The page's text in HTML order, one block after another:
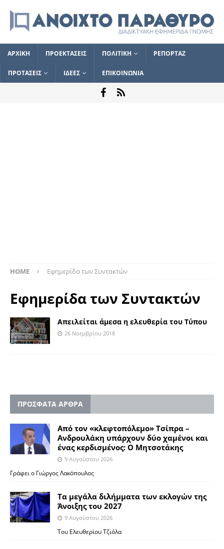
ΑΡΧΙΚΗ ΠΡΟΕΚΤΑΣΕΙΣ ΠΟΛΙΤΙΚΗ ΡΕΠΟΡΤΑΖ
ΠΡΟΤΑΣΕΙΣ ΙΔΕΕΣ ΕΠΙΚΟΙΝΩΝΙΑ
HOME Eφημερίδα των Συντακτών
Eφημερίδα των Συντακτών
Απειλείται άμεσα η ελευθερία του Τύπου
26 Νοεμβρίου 2018
ΠΡΟΣΦΑΤΑ ΑΡΘΡΑ
Από τον «κλεφτοπόλεμο» Τσίπρα –
Ανδρουλάκη υπάρχουν δύο χαμένοι και
ένας κερδισμένος: Ο Μητσοτάκης
9 Αυγούστου 2026
Γράφει ο Γιώργος Λακόπουλος
Τα μεγάλα διλήμματα των εκλογών της
Άνοιξης του 2027
9 Αυγούστου 2026
Του Ελευθερίου Τζιόλα